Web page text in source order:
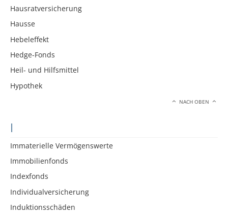
Hausratversicherung
Hausse
Hebeleffekt
Hedge-Fonds
Heil- und Hilfsmittel
Hypothek
NACH OBEN
I
Immaterielle Vermögenswerte
Immobilienfonds
Indexfonds
Individualversicherung
Induktionsschäden